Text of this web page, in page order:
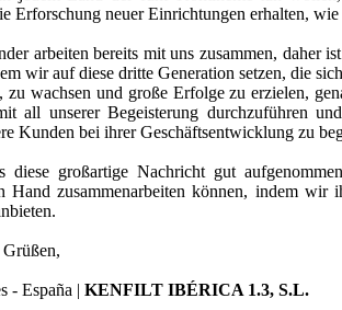
Erforschung neuer Einrichtungen erhalten, wie
arbeiten bereits mit uns zusammen, daher
wir auf diese dritte Generation setzen, die
zu wachsen und große Erfolge zu erzielen,
all unserer Begeisterung durchzuführen
Kunden bei ihrer Geschäftsentwicklung zu
diese großartige Nachricht gut
zusammenarbeiten können, indem wir
- España | KENFILT IBÉRICA 1.3, S.L.